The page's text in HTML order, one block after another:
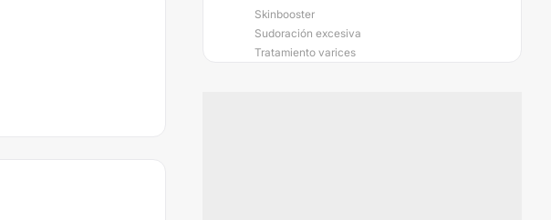
Skinbooster
Sudoración excesiva
Tratamiento varices